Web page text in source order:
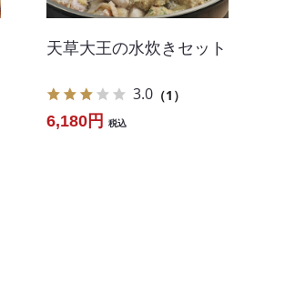
天草大王の水炊きセット
3.0 （1）
6,180円 税込